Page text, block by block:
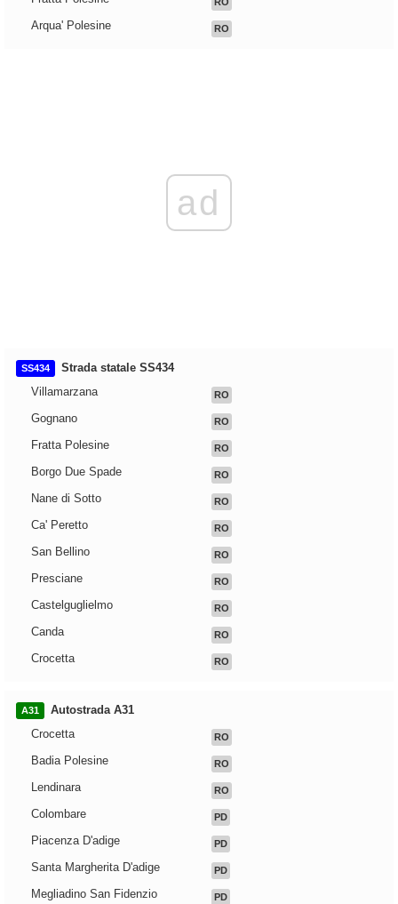
Arqua' Polesine RO
ad
SS434
Strada statale SS434
Villamarzana
RO
Gognano RO
Fratta Polesine RO
Borgo Due Spade RO
Nane di Sotto RO
Ca' Peretto RO
San Bellino RO
Presciane RO
Castelguglielmo RO
Canda RO
Crocetta RO
A31
Autostrada A31
Crocetta
RO
Badia Polesine RO
Lendinara RO
Colombare PD
Piacenza D'adige PD
Santa Margherita D'adige PD
Megliadino San Fidenzio PD